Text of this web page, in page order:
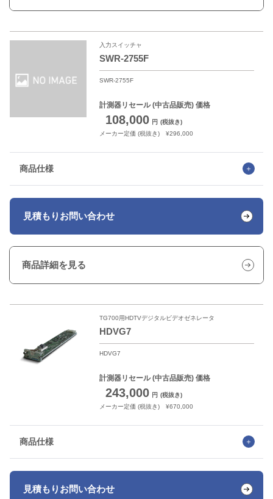
入力スイッチャ
SWR-2755F
SWR-2755F
計測器リセール(中古品販売) 価格
108,000 円 (税抜き)
メーカー定価 (税抜き) ¥296,000
商品仕様
見積もり お問い合わせ
商品詳細を見る
TG700用HDTVデジタルビデオゼネレータ
HDVG7
HDVG7
計測器リセール(中古品販売) 価格
243,000 円 (税抜き)
メーカー定価 (税抜き) ¥670,000
商品仕様
見積もり お問い合わせ